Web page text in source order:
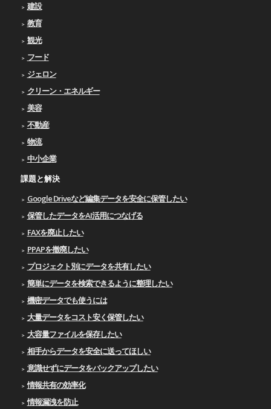
建設
教育
観光
フード
ジェロン
クリーン・エネルギー
美容
不動産
物流
中小企業
課題と解決
Google Driveなど編集データを安全に保管したい
保管したデータをAI活用につなげる
FAXを廃止したい
PPAPを撤廃したい
プロジェクト別にデータを共有したい
簡単にデータを検索できるように整理したい
機密データでも使うには
大量データをコスト安く保管したい
大容量ファイルを保存したい
相手からデータを安全に送ってほしい
意識せずにデータをバックアップしたい
情報共有の効率化
情報漏洩を防止